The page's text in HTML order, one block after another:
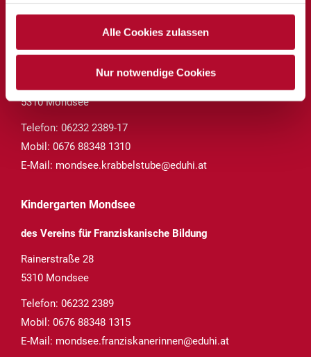
Alle Cookies zulassen
Nur notwendige Cookies
Krabbelstube Mondsee
des Vereins für Franziskanische Bildung
5310 Mondsee
Telefon: 06232 2389-17
Mobil: 0676 88348 1310
E-Mail: mondsee.krabbelstube@eduhi.at
Kindergarten Mondsee
des Vereins für Franziskanische Bildung
Rainerstraße 28
5310 Mondsee
Telefon: 06232 2389
Mobil: 0676 88348 1315
E-Mail: mondsee.franziskanerinnen@eduhi.at